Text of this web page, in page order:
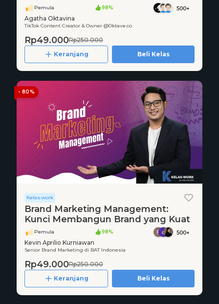
Pemula 98% 500+
Agatha Oktavina
TikTok Content Creator & Owner @Oktave.co
Rp49.000Rp250.000
Keranjang
Beli Kelas
- 80%
Kelas.work
Brand Marketing Management:
Kunci Membangun Brand yang Kuat
Pemula 98% 500+
Kevin Aprilio Kurniawan
Senior Brand Marketing di BAT Indonesia
Rp49.000Rp250.000
Keranjang
Beli Kelas